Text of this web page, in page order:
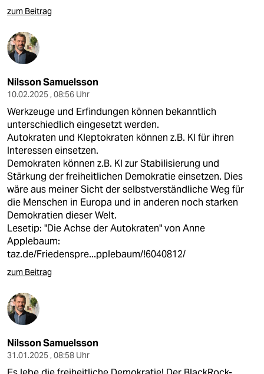
zum Beitrag
Nilsson Samuelsson
10.02.2025 , 08:56 Uhr
Werkzeuge und Erfindungen können bekanntlich
unterschiedlich eingesetzt werden.
Autokraten und Kleptokraten können z.B. KI für ihren
Interessen einsetzen.
Demokraten können z.B. KI zur Stabilisierung und
Stärkung der freiheitlichen Demokratie einsetzen. Dies
wäre aus meiner Sicht der selbstverständliche Weg für
die Menschen in Europa und in anderen noch starken
Demokratien dieser Welt.
Lesetip: "Die Achse der Autokraten" von Anne
Applebaum:
taz.de/Friedenspre...pplebaum/!6040812/
zum Beitrag
Nilsson Samuelsson
31.01.2025 , 08:58 Uhr